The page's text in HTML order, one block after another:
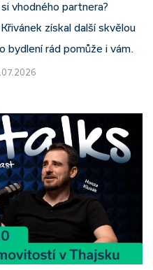
vhodného partnera?
získal další skvělou
bydlení rád pomůže i vám.